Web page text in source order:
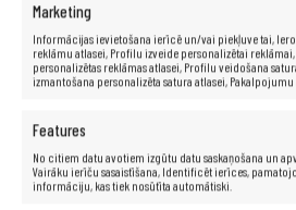
Marketing
Informācijas ievietošana ierīcē un/vai piekļuve tai,
reklāmu atlasei, Profilu izveide personalizētai
personalizētas reklāmas atlasei, Profilu veidošana
izmantošana personalizēta satura atlasei,
Features
No citiem datu avotiem izgūtu datu saskaņošana un
Vairāku ierīču sasaistīšana, Identificēt ierīces,
informāciju, kas tiek nosūtīta automātiski.
Porti:DisplayPort, USB 2.0, USB
RJ-45, 3,5 mm
Svars:apmēram
Tastatūra:
QWERTY + iekļautas
Operētājsistēma:
Papildinformācija:iekļauts